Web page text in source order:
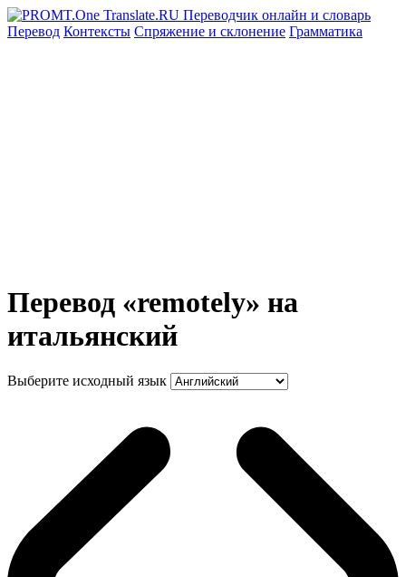
Перевод Контексты Спряжение и склонение Грамматика
Перевод «remotely» на
итальянский
Выберите исходный язык